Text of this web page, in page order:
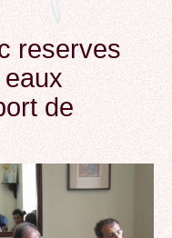
reserves
de